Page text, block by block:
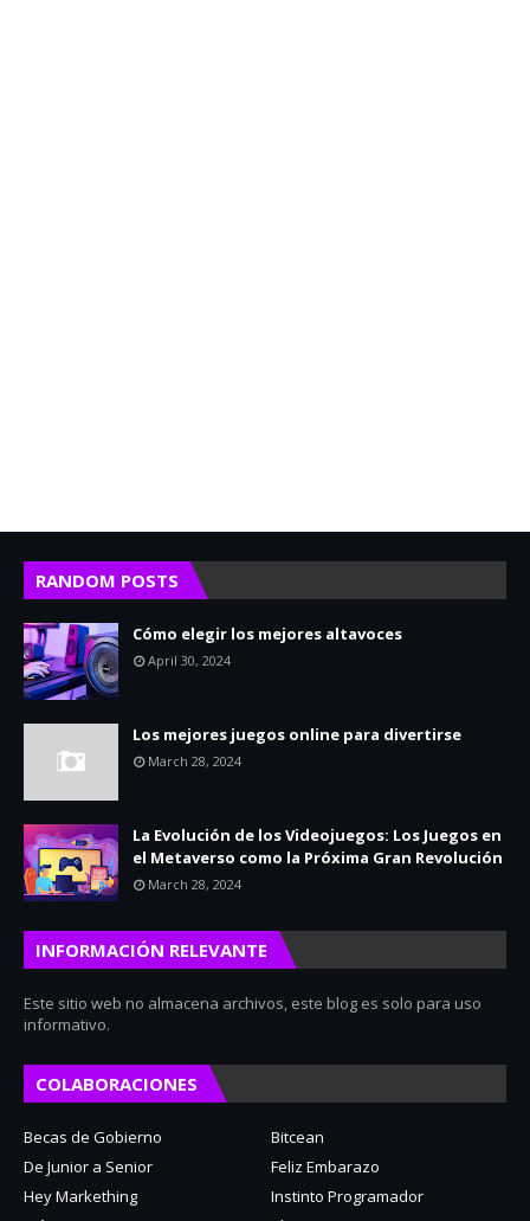
RANDOM POSTS
Cómo elegir los mejores altavoces
April 30, 2024
Los mejores juegos online para divertirse
March 28, 2024
La Evolución de los Videojuegos: Los Juegos en
el Metaverso como la Próxima Gran Revolución
March 28, 2024
INFORMACIÓN RELEVANTE
Este sitio web no almacena archivos, este blog es solo para uso
informativo.
COLABORACIONES
Becas de Gobierno
Bitcean
De Junior a Senior
Feliz Embarazo
Hey Markething
Instinto Programador